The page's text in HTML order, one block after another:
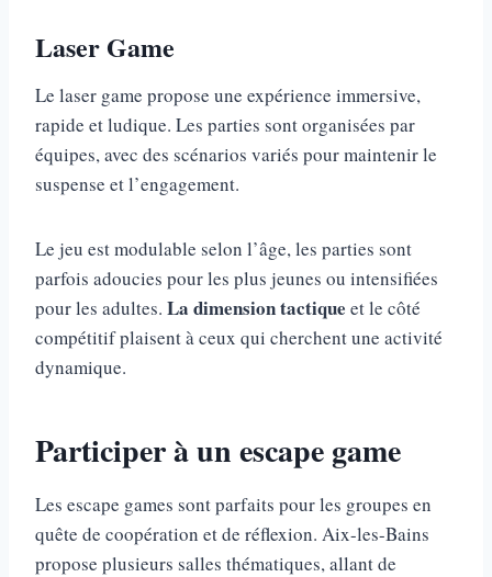
Laser Game
Le laser game propose une expérience immersive,
rapide et ludique. Les parties sont organisées par
équipes, avec des scénarios variés pour maintenir le
suspense et l’engagement.
Le jeu est modulable selon l’âge, les parties sont
parfois adoucies pour les plus jeunes ou intensifiées
pour les adultes. La dimension tactique et le côté
compétitif plaisent à ceux qui cherchent une activité
dynamique.
Participer à un escape game
Les escape games sont parfaits pour les groupes en
quête de coopération et de réflexion. Aix-les-Bains
propose plusieurs salles thématiques, allant de